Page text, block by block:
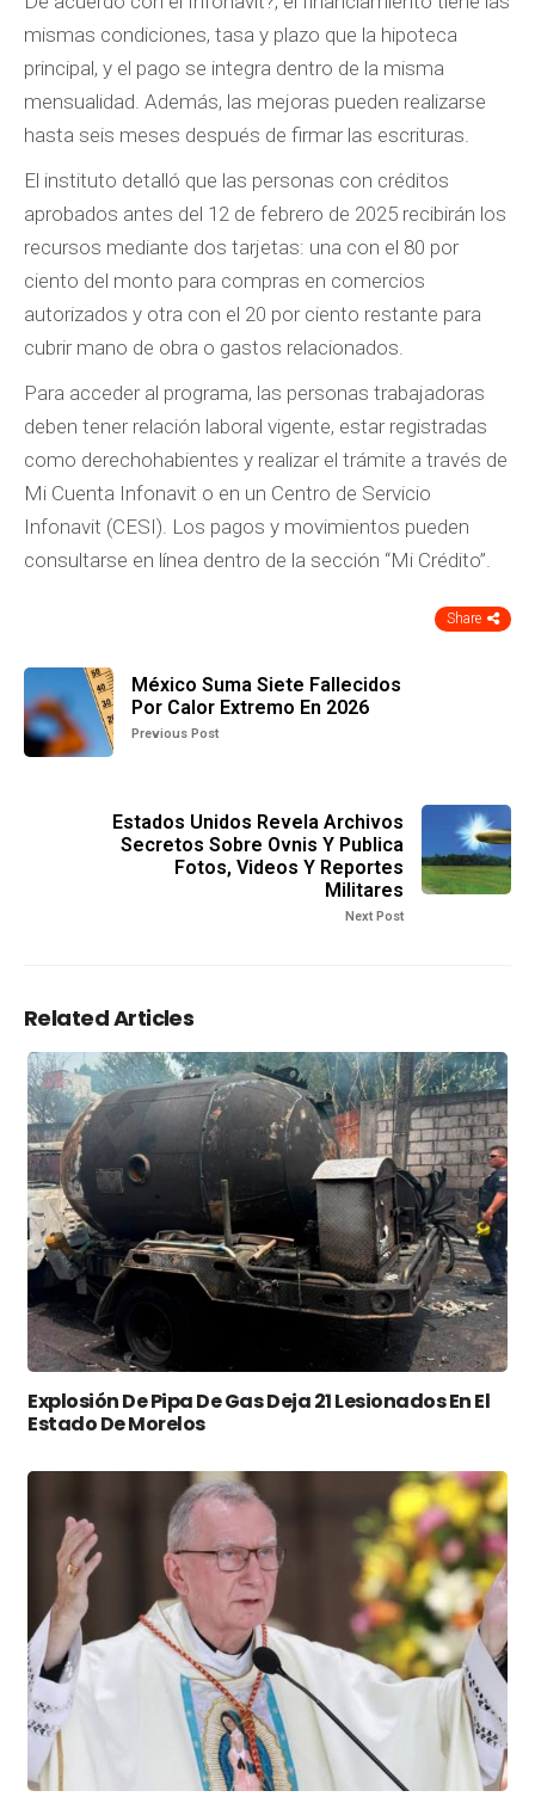
mismas condiciones, tasa y plazo que la hipoteca
principal, y el pago se integra dentro de la misma
mensualidad. Además, las mejoras pueden realizarse
hasta seis meses después de firmar las escrituras.
El instituto detalló que las personas con créditos
aprobados antes del 12 de febrero de 2025 recibirán los
recursos mediante dos tarjetas: una con el 80 por
ciento del monto para compras en comercios
autorizados y otra con el 20 por ciento restante para
cubrir mano de obra o gastos relacionados.
Para acceder al programa, las personas trabajadoras
deben tener relación laboral vigente, estar registradas
como derechohabientes y realizar el trámite a través de
Mi Cuenta Infonavit o en un Centro de Servicio
Infonavit (CESI). Los pagos y movimientos pueden
consultarse en línea dentro de la sección “Mi Crédito”.
Share
México Suma Siete Fallecidos
Por Calor Extremo En 2026
Previous Post
Estados Unidos Revela Archivos
Secretos Sobre Ovnis Y Publica
Fotos, Videos Y Reportes
Militares
Next Post
Related Articles
Explosión De Pipa De Gas Deja 21 Lesionados En El
Estado De Morelos